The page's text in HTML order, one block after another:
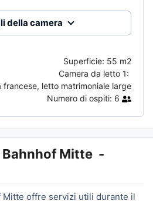
della camera
Superficie: 55 m2
Camera da letto 1:
francese, letto matrimoniale large
Numero di ospiti: 6
Mitte -
Mitte offre servizi utili durante il